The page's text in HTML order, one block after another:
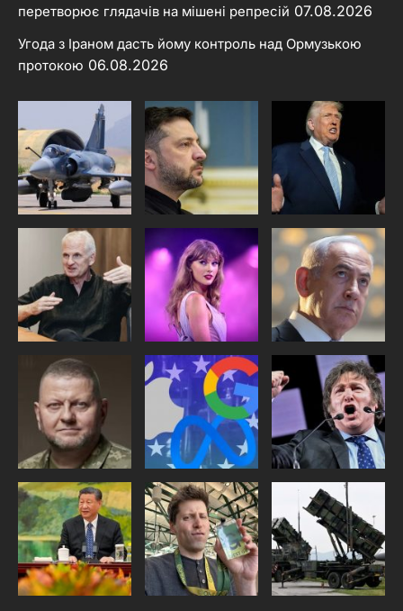
перетворює глядачів на мішені репресій 07.08.2026
Угода з Іраном дасть йому контроль над Ормузькою
протокою 06.08.2026